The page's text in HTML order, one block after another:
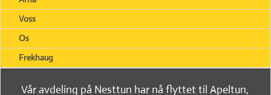
Voss
Os
Frekhaug
Vår avdeling på Nesttun har nå flyttet til Apeltun,